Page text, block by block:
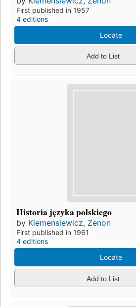
First published in 1957
4 editions
Locate
Add to List
Historia języka polskiego
by Klemensiewicz, Zenon
First published in 1961
4 editions
Locate
Add to List